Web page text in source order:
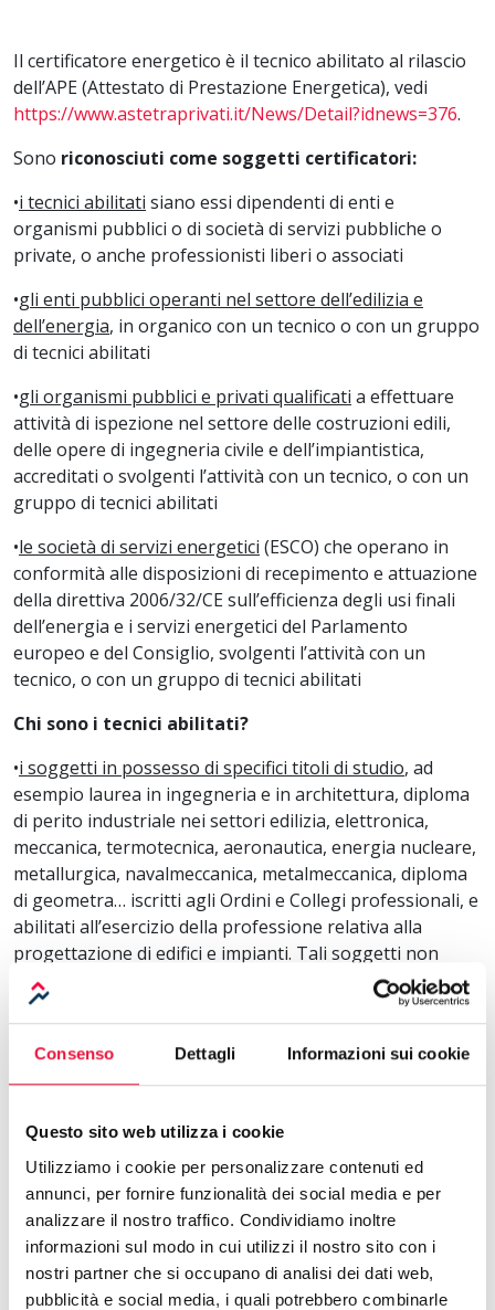
Consenso Dettagli Informazioni sui cookie
Questo sito web utilizza i cookie
Utilizziamo i cookie per personalizzare contenuti ed
annunci, per fornire funzionalità dei social media e per
analizzare il nostro traffico. Condividiamo inoltre
informazioni sul modo in cui utilizzi il nostro sito con i
nostri partner che si occupano di analisi dei dati web,
pubblicità e social media, i quali potrebbero combinarle
Il certificatore energetico è il tecnico abilitato al rilascio
dell’APE (Attestato di Prestazione Energetica), vedi
https://www.astetraprivati.it/News/Detail?idnews=376.
Sono riconosciuti come soggetti certificatori:
•i tecnici abilitati siano essi dipendenti di enti e
organismi pubblici o di società di servizi pubbliche o
private, o anche professionisti liberi o associati
•gli enti pubblici operanti nel settore dell’edilizia e
dell’energia, in organico con un tecnico o con un gruppo
di tecnici abilitati
•gli organismi pubblici e privati qualificati a effettuare
attività di ispezione nel settore delle costruzioni edili,
delle opere di ingegneria civile e dell’impiantistica,
accreditati o svolgenti l’attività con un tecnico, o con un
gruppo di tecnici abilitati
•le società di servizi energetici (ESCO) che operano in
conformità alle disposizioni di recepimento e attuazione
della direttiva 2006/32/CE sull’efficienza degli usi finali
dell’energia e i servizi energetici del Parlamento
europeo e del Consiglio, svolgenti l’attività con un
tecnico, o con un gruppo di tecnici abilitati
Chi sono i tecnici abilitati?
•i soggetti in possesso di specifici titoli di studio, ad
esempio laurea in ingegneria e in architettura, diploma
di perito industriale nei settori edilizia, elettronica,
meccanica, termotecnica, aeronautica, energia nucleare,
metallurgica, navalmeccanica, metalmeccanica, diploma
di geometra… iscritti agli Ordini e Collegi professionali, e
abilitati all’esercizio della professione relativa alla
progettazione di edifici e impianti. Tali soggetti non
hanno l’obbligo di conseguire un attestato di frequenza
di specifici corsi di formazione per la certificazione
energetica degli edifici
laurea magistrale in fisica, ingegneria aerospaziale,
biomedica, elettronica, matematica, scienze chimiche,
scienze tecnologiche…
e di un attestato di frequenza di
un corso di formazione per la certificazione energetica
degli edifici, corsi che possono essere svolti sia a livello
nazionale che regionale